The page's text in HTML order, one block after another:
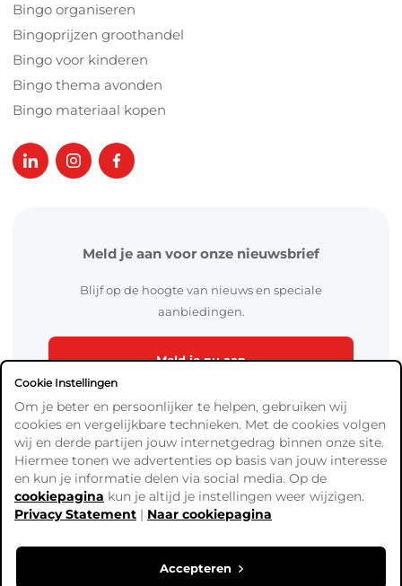
Bingo organiseren
Bingoprijzen groothandel
Bingo voor kinderen
Bingo thema avonden
Bingo materiaal kopen
Meld je aan voor onze nieuwsbrief
Blijf op de hoogte van nieuws en speciale
aanbiedingen.
Meld je nu aan
Algemene Voorwaarden
Verzend- en betaalinformatie
Cookie Instellingen
Om je beter en persoonlijker te helpen, gebruiken wij
cookies en vergelijkbare technieken. Met de cookies volgen
wij en derde partijen jouw internetgedrag binnen onze site.
Hiermee tonen we advertenties op basis van jouw interesse
en kun je informatie delen via social media. Op de
cookiepagina kun je altijd je instellingen weer wijzigen.
Privacy Statement | Naar cookiepagina
Accepteren